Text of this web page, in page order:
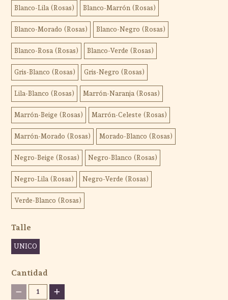
Blanco-Lila (Rosas) Blanco-Marrón (Rosas)
Blanco-Morado (Rosas) Blanco-Negro (Rosas)
Blanco-Rosa (Rosas) Blanco-Verde (Rosas)
Gris-Blanco (Rosas) Gris-Negro (Rosas)
Lila-Blanco (Rosas) Marrón-Naranja (Rosas)
Marrón-Beige (Rosas) Marrón-Celeste (Rosas)
Marrón-Morado (Rosas) Morado-Blanco (Rosas)
Negro-Beige (Rosas) Negro-Blanco (Rosas)
Negro-Lila (Rosas) Negro-Verde (Rosas)
Verde-Blanco (Rosas)
Talle
UNICO
Cantidad
1